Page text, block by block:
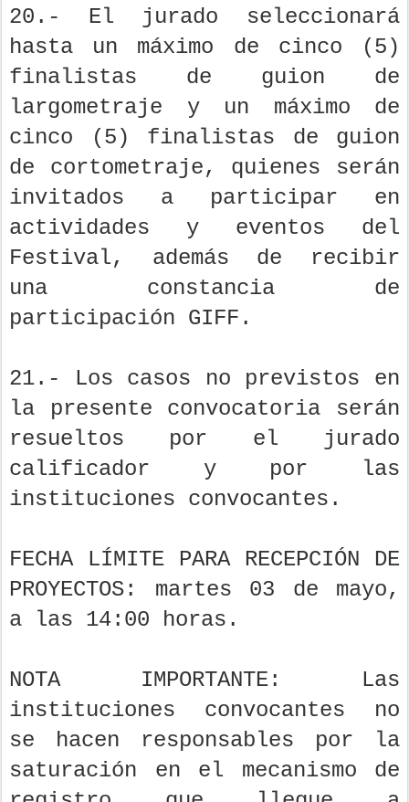
20.- El jurado seleccionará
hasta un máximo de cinco (5)
finalistas de guion de
largometraje y un máximo de
cinco (5) finalistas de guion
de cortometraje, quienes serán
invitados a participar en
actividades y eventos del
Festival, además de recibir
una constancia de
participación GIFF.
21.- Los casos no previstos en
la presente convocatoria serán
resueltos por el jurado
calificador y por las
instituciones convocantes.
FECHA LÍMITE PARA RECEPCIÓN DE
PROYECTOS: martes 03 de mayo,
a las 14:00 horas.
NOTA IMPORTANTE: Las
instituciones convocantes no
se hacen responsables por la
saturación en el mecanismo de